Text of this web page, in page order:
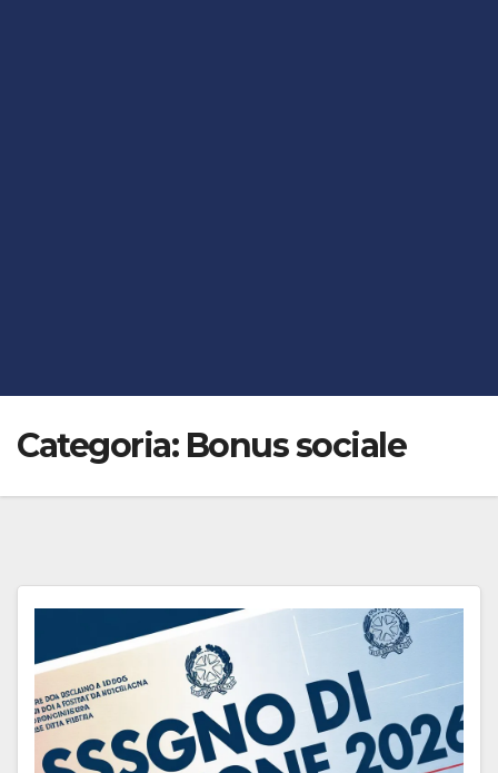
Categoria: Bonus sociale